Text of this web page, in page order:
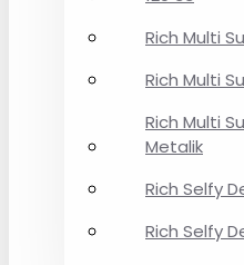
Rich Multi
Rich Multi
Rich Multi
Metalik
Rich Selfy
Rich Selfy